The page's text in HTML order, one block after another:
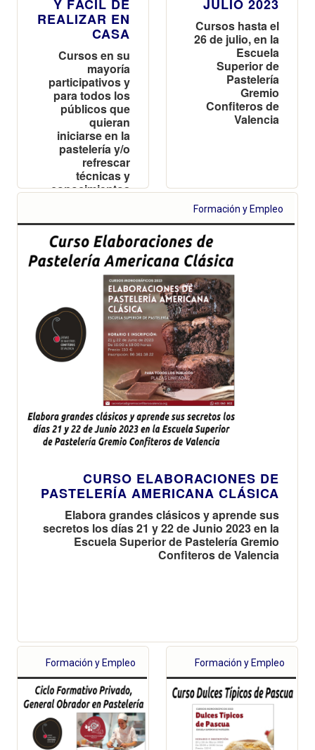
Y FÁCIL DE
REALIZAR EN
CASA
Cursos en su
mayoría
participativos y
para todos los
públicos que
quieran
iniciarse en la
pastelería y/o
refrescar
técnicas y
conocimientos
JULIO 2023
Cursos hasta el
26 de julio, en la
Escuela
Superior de
Pastelería
Gremio
Confiteros de
Valencia
Formación y Empleo
CURSO ELABORACIONES DE
PASTELERÍA AMERICANA CLÁSICA
Elabora grandes clásicos y aprende sus
secretos los días 21 y 22 de Junio 2023 en la
Escuela Superior de Pastelería Gremio
Confiteros de Valencia
Formación y Empleo Formación y Empleo